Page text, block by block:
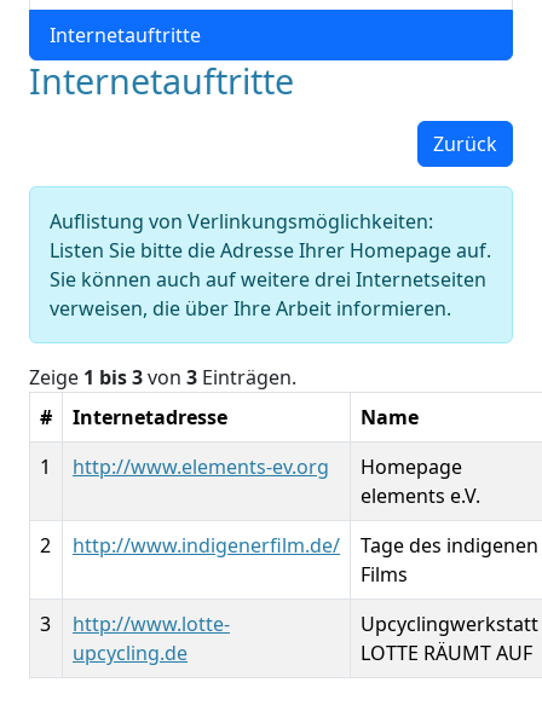
Internetauftritte
Internetauftritte
Zurück
Auflistung von Verlinkungsmöglichkeiten:
Listen Sie bitte die Adresse Ihrer Homepage auf.
Sie können auch auf weitere drei Internetseiten
verweisen, die über Ihre Arbeit informieren.
Zeige 1 bis 3von 3 Einträgen.
#
Internetadresse
Name
1
http://www.elements-ev.org
Homepage
elements e.V.
2
http://www.indigenerfilm.de/
Tage des indigenen
Films
3
http://www.lotte-
upcycling.de
Upcyclingwerkstatt
LOTTE RÄUMT AUF